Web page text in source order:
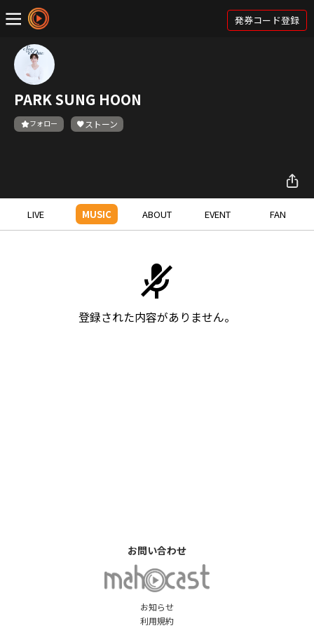
発券コード登録
PARK SUNG HOON
フォロー ストーン
LIVE MUSIC ABOUT EVENT FAN
登録された内容がありません。
お知らせ
利用規約
お問い合わせ